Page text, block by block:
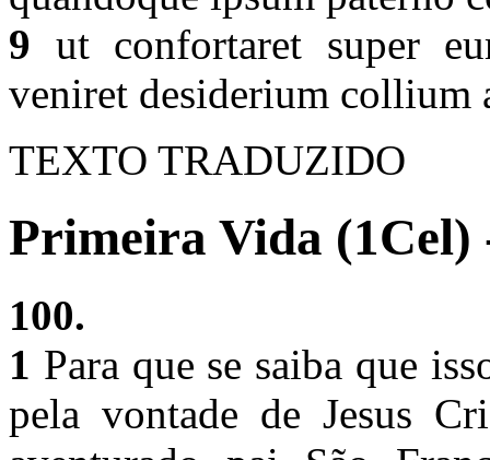
9 ut confortaret super
veniret desiderium collium
TEXTO TRADUZIDO
Primeira Vida (1Cel)
100.
1 Para que se saiba que
pela vontade de Jesus